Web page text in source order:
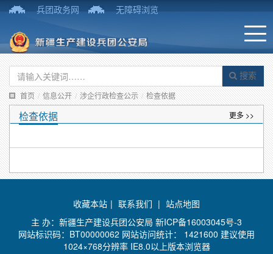
兵团政务网 无障碍浏览
搜索
首页 / 信息公开 / 涉企行政检查公示 / 检查依据
检查依据 更多 >>
收藏本站 | 联系我们 | 站点地图
主 办：新疆生产建设兵团公安局 新ICP备16003045号-3
网站标识码：BT00000062 网站访问统计： 1421600 建议使用
1024×768分辨率 IE8.0以上版本浏览器